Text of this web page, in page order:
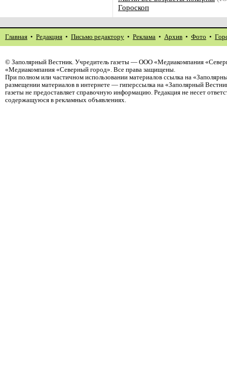
Гороскоп
Главная • Редакция • Письмо редактору • Реклама • Архив • Фото •
© Заполярный Вестник. Учредитель газеты — ООО «Медиакомпания
«Медиакомпания «Северный город». Все права защищены.
При полном или частичном использовании материалов ссылка на
размещении материалов в интернете — гиперссылка на «Заполярный
газеты не предоставляет справочную информацию. Редакция не несет
содержащуюся в рекламных объявлениях.